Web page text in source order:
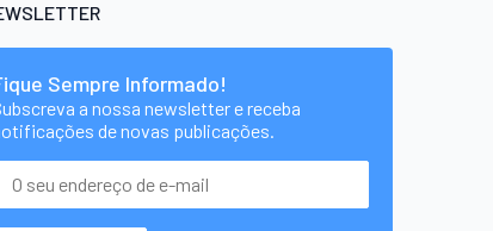
Sempre Informado!
a nossa newsletter e receba
de novas publicações.